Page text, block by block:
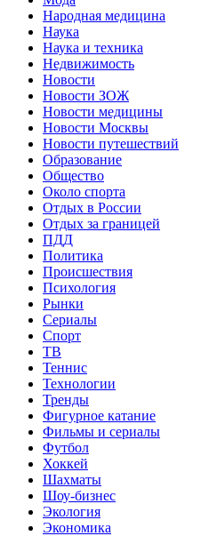
Народная медицина
Наука
Наука и техника
Недвижимость
Новости
Новости ЗОЖ
Новости медицины
Новости Москвы
Новости путешествий
Образование
Общество
Около спорта
Отдых в России
Отдых за границей
ПДД
Политика
Происшествия
Психология
Рынки
Сериалы
Спорт
ТВ
Теннис
Технологии
Тренды
Фигурное катание
Фильмы и сериалы
Футбол
Хоккей
Шахматы
Шоу-бизнес
Экология
Экономика